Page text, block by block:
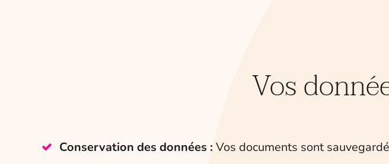
Vos
Conservation des données : Vos documents sont